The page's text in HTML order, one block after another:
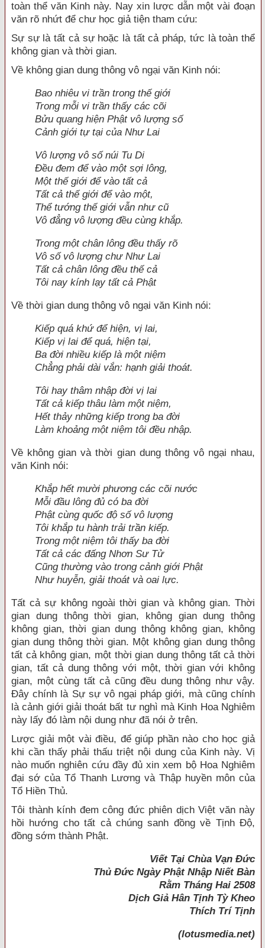
toàn thể văn Kinh này. Nay xin lược dẫn một vài đoạn
văn rõ nhứt để chư học giả tiện tham cứu:
Sự sự là tất cả sự hoặc là tất cả pháp, tức là toàn thể
không gian và thời gian.
Về không gian dung thông vô ngại văn Kinh nói:
Bao nhiêu vi trần trong thế giới
Trong mỗi vi trần thấy các cõi
Bửu quang hiện Phật vô lượng số
Cảnh giới tự tại của Như Lai
Vô lượng vô số núi Tu Di
Ðều đem để vào một sợi lông,
Một thế giới để vào tất cả
Tất cả thế giới để vào một,
Thể tướng thế giới vẫn như cũ
Vô đẳng vô lượng đều cùng khắp.
Trong một chân lông đều thấy rõ
Vô số vô lượng chư Như Lai
Tất cả chân lông đều thế cả
Tôi nay kính lạy tất cả Phật
Về thời gian dung thông vô ngại văn Kinh nói:
Kiếp quá khứ để hiện, vị lai,
Kiếp vị lai để quá, hiện tại,
Ba đời nhiều kiếp là một niệm
Chẳng phải dài vắn: hạnh giải thoát.
Tôi hay thâm nhập đời vị lai
Tất cả kiếp thâu làm một niệm,
Hết thảy những kiếp trong ba đời
Làm khoảng một niệm tôi đều nhập.
Về không gian và thời gian dung thông vô ngại nhau,
văn Kinh nói:
Khắp hết mười phương các cõi nước
Mỗi đầu lông đủ có ba đời
Phật cùng quốc độ số vô lượng
Tôi khắp tu hành trải trần kiếp.
Trong một niệm tôi thấy ba đời
Tất cả các đấng Nhơn Sư Tử
Cũng thường vào trong cảnh giới Phật
Như huyễn, giải thoát và oai lực.
Tất cả sự không ngoài thời gian và không gian. Thời
gian dung thông thời gian, không gian dung thông
không gian, thời gian dung thông không gian, không
gian dung thông thời gian. Một không gian dung thông
tất cả không gian, một thời gian dung thông tất cả thời
gian, tất cả dung thông với một, thời gian với không
gian, một cùng tất cả cũng đều dung thông như vậy.
Ðây chính là Sự sự vô ngại pháp giới, mà cũng chính
là cảnh giới giải thoát bất tư nghì mà Kinh Hoa Nghiêm
này lấy đó làm nội dung như đã nói ở trên.
Lược giải một vài điều, để giúp phần nào cho học giả
khi cần thấy phải thấu triệt nội dung của Kinh này. Vị
nào muốn nghiên cứu đầy đủ xin xem bộ Hoa Nghiêm
đại sớ của Tổ Thanh Lương và Thập huyền môn của
Tổ Hiền Thủ.
Tôi thành kính đem công đức phiên dịch Việt văn này
hồi hướng cho tất cả chúng sanh đồng về Tịnh Ðộ,
đồng sớm thành Phật.
Viết Tại Chùa Vạn Ðức
Thủ Ðức Ngày Phật Nhập Niết Bàn
Rằm Tháng Hai 2508
Dịch Giả Hân Tịnh Tỳ Kheo
Thích Trí Tịnh
(lotusmedia.net)